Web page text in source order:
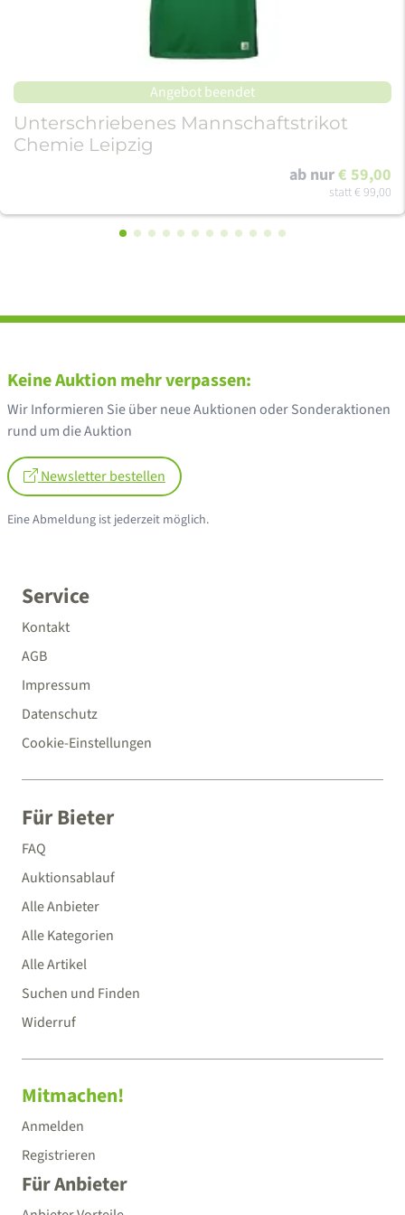
Angebot beendet
Unterschriebenes Mannschaftstrikot
Chemie Leipzig
ab nur€ 59,00
statt€ 99,00
Service
Kontakt
AGB
Impressum
Datenschutz
Cookie-Einstellungen
Für Bieter
FAQ
Auktionsablauf
Alle Anbieter
Alle Kategorien
Alle Artikel
Suchen und Finden
Widerruf
Mitmachen!
Anmelden
Registrieren
Für Anbieter
Keine Auktion mehr verpassen:
Wir Informieren Sie über neue Auktionen oder Sonderaktionen
rund um die Auktion
Newsletter bestellen
Eine Abmeldung ist jederzeit möglich.